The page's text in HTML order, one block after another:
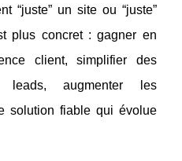
“juste” un site ou “juste”
plus concret : gagner en
client, simplifier des
leads, augmenter les
solution fiable qui évolue